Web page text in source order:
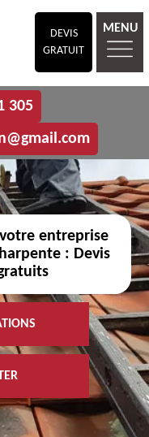
DEVIS
GRATUIT
MENU
305
entreprise
: Devis